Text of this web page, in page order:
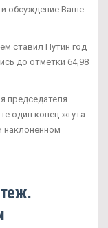
обсуждение Ваше
ставил Путин год
до отметки 64,98
председателя
один конец жгута
наклоненном